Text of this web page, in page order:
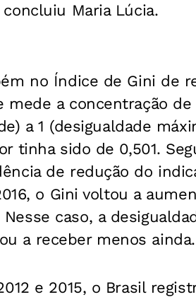
Maria Lúcia.
no Índice de Gini de
a concentração
a 1 (desigualdade
tinha sido de 0,501.
de redução do
o Gini voltou a
caso, a
a receber menos ainda.
e 2015, o Brasil